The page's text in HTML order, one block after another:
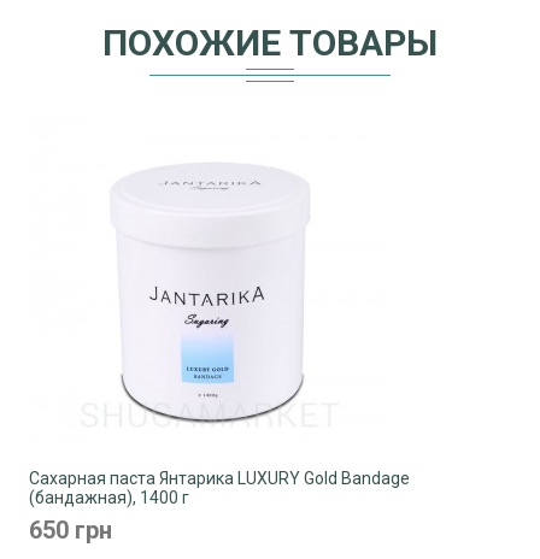
ПОХОЖИЕ ТОВАРЫ
Сахарная паста Янтарика LUXURY Gold Bandage
(бандажная), 1400 г
650 грн